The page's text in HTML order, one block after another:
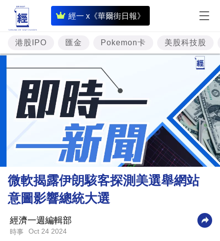
經一 x《華爾街日報》
即
時
財
經
專
題
投
資
樓
市
財
商
業
科
港股IPO 匯金 Pokemon卡 美股科技股
微軟揭露伊朗駭客探測美選舉網站
意圖影響總統大選
經濟一週編輯部
時事 Oct 24 2024